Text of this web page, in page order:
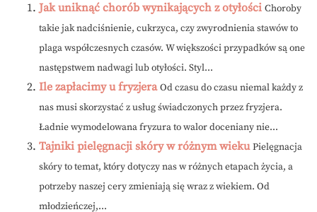
Jak uniknąć chorób wynikających z otyłości Choroby
takie jak nadciśnienie, cukrzyca, czy zwyrodnienia stawów to
plaga współczesnych czasów. W większości przypadków są one
następstwem nadwagi lub otyłości. Styl...
Ile zapłacimy u fryzjera Od czasu do czasu niemal każdy z
nas musi skorzystać z usług świadczonych przez fryzjera.
Ładnie wymodelowana fryzura to walor doceniany nie...
Tajniki pielęgnacji skóry w różnym wieku Pielęgnacja
skóry to temat, który dotyczy nas w różnych etapach życia, a
potrzeby naszej cery zmieniają się wraz z wiekiem. Od
młodzieńczej,...